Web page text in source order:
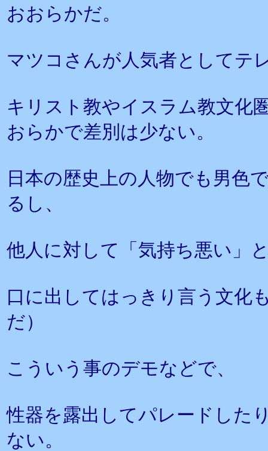
おおらかだ。
マツコさんが人気者としてテ
キリスト教やイスラム教文化
おらかで差別は少ない。
日本の歴史上の人物でも男色
るし、
他人に対して「気持ち悪い」
口に出してはっきり言う文化
だ）
こういう事のデモなどで、
性器を露出してパレードした
ない。